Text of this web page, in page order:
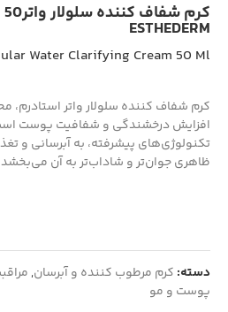
ESTHEDERM
Water Clarifying Cream 50 Ml
کرم شفاف کننده سلولار واتر استادرم،
افزایش درخشندگی و شفافیت پوست
تکنولوژی‌های پیشرفته، به آبرسانی و
ظاهری جوان‌تر و شاداب‌تر به آن
دسته: کرم مرطوب کننده و آبرسان,
پوست و مو